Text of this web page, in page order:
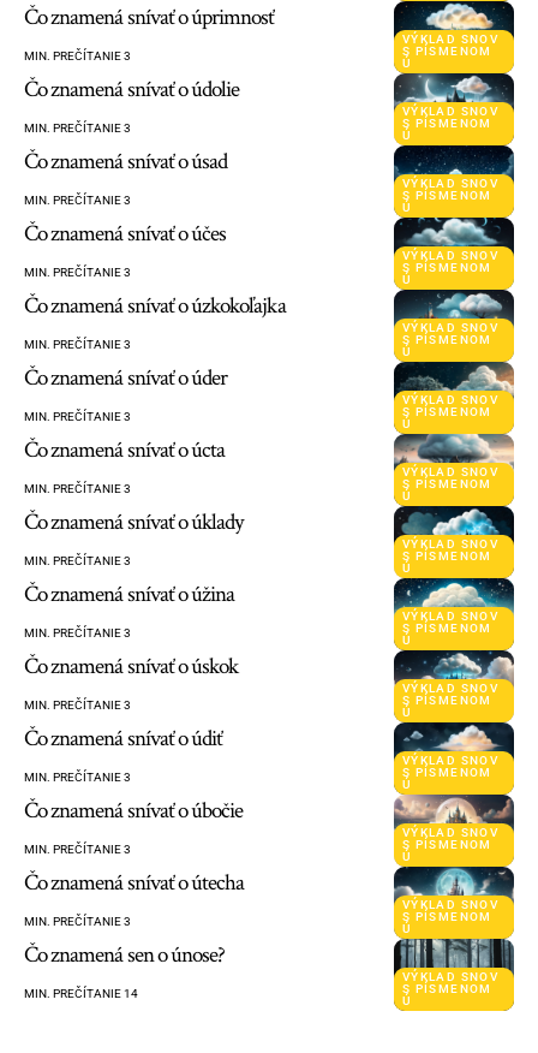
VÝKLAD SNOV
S PÍSMENOM
Ú
Čo znamená snívať o úprimnosť
MIN. PREČÍTANIE 3
VÝKLAD SNOV
S PÍSMENOM
Ú
Čo znamená snívať o údolie
MIN. PREČÍTANIE 3
VÝKLAD SNOV
S PÍSMENOM
Ú
Čo znamená snívať o úsad
MIN. PREČÍTANIE 3
VÝKLAD SNOV
S PÍSMENOM
Ú
Čo znamená snívať o účes
MIN. PREČÍTANIE 3
VÝKLAD SNOV
S PÍSMENOM
Ú
Čo znamená snívať o úzkokoľajka
MIN. PREČÍTANIE 3
VÝKLAD SNOV
S PÍSMENOM
Ú
Čo znamená snívať o úder
MIN. PREČÍTANIE 3
VÝKLAD SNOV
S PÍSMENOM
Ú
Čo znamená snívať o úcta
MIN. PREČÍTANIE 3
VÝKLAD SNOV
S PÍSMENOM
Ú
Čo znamená snívať o úklady
MIN. PREČÍTANIE 3
VÝKLAD SNOV
S PÍSMENOM
Ú
Čo znamená snívať o úžina
MIN. PREČÍTANIE 3
VÝKLAD SNOV
S PÍSMENOM
Ú
Čo znamená snívať o úskok
MIN. PREČÍTANIE 3
VÝKLAD SNOV
S PÍSMENOM
Ú
Čo znamená snívať o údiť
MIN. PREČÍTANIE 3
VÝKLAD SNOV
S PÍSMENOM
Ú
Čo znamená snívať o úbočie
MIN. PREČÍTANIE 3
VÝKLAD SNOV
S PÍSMENOM
Ú
Čo znamená snívať o útecha
MIN. PREČÍTANIE 3
VÝKLAD SNOV
S PÍSMENOM
Ú
Čo znamená sen o únose?
MIN. PREČÍTANIE 14